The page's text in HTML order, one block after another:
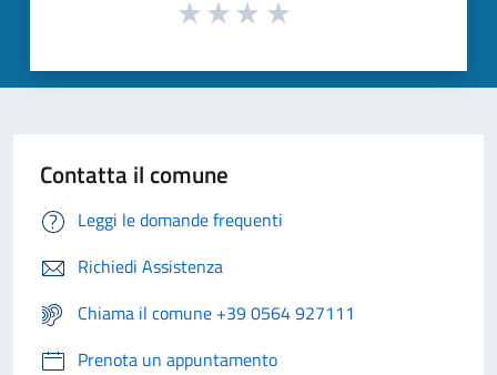
Contatta il comune
Leggi le domande frequenti
Richiedi Assistenza
Chiama il comune +39 0564 927111
Prenota un appuntamento